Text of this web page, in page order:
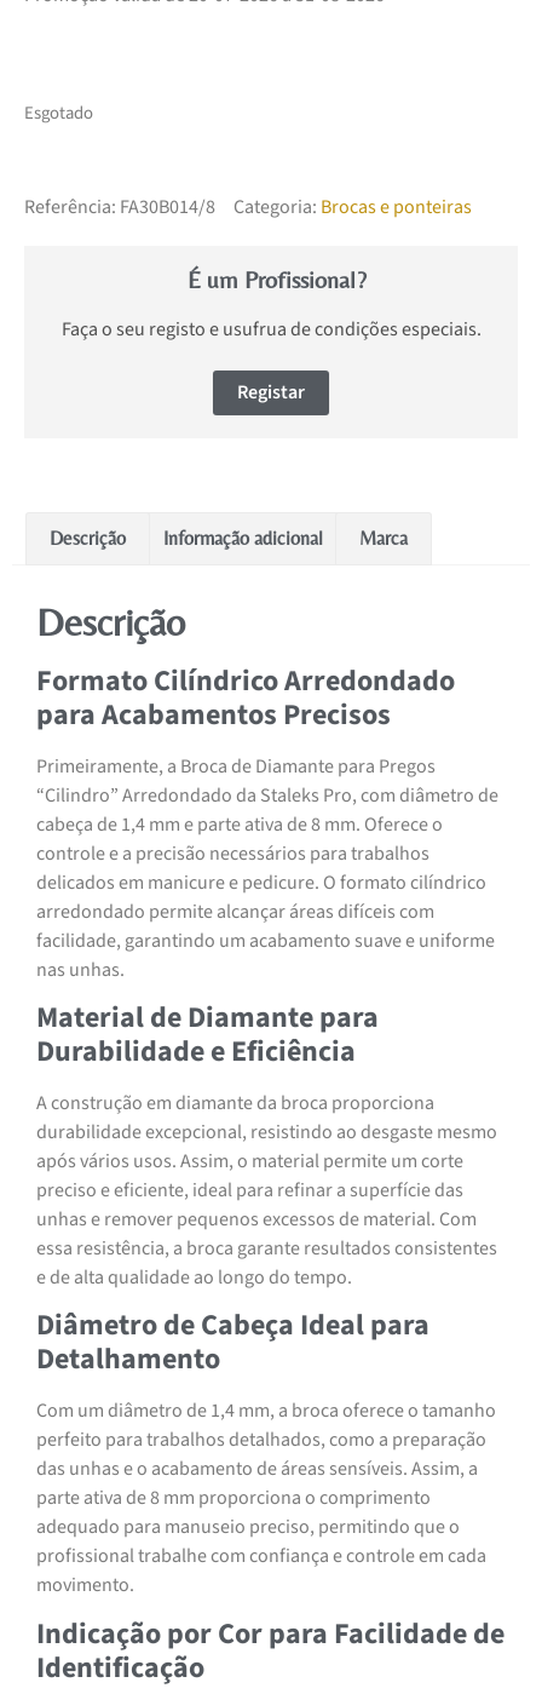
Esgotado
Referência: FA30B014/8 Categoria: Brocas e ponteiras
É um Profissional?
Faça o seu registo e usufrua de condições especiais.
Registar
Descrição Informação adicional Marca
Descrição
Formato Cilíndrico Arredondado
para Acabamentos Precisos
Primeiramente, a Broca de Diamante para Pregos
“Cilindro” Arredondado da Staleks Pro, com diâmetro de
cabeça de 1,4 mm e parte ativa de 8 mm. Oferece o
controle e a precisão necessários para trabalhos
delicados em manicure e pedicure. O formato cilíndrico
arredondado permite alcançar áreas difíceis com
facilidade, garantindo um acabamento suave e uniforme
nas unhas.
Material de Diamante para
Durabilidade e Eficiência
A construção em diamante da broca proporciona
durabilidade excepcional, resistindo ao desgaste mesmo
após vários usos. Assim, o material permite um corte
preciso e eficiente, ideal para refinar a superfície das
unhas e remover pequenos excessos de material. Com
essa resistência, a broca garante resultados consistentes
e de alta qualidade ao longo do tempo.
Diâmetro de Cabeça Ideal para
Detalhamento
Com um diâmetro de 1,4 mm, a broca oferece o tamanho
perfeito para trabalhos detalhados, como a preparação
das unhas e o acabamento de áreas sensíveis. Assim, a
parte ativa de 8 mm proporciona o comprimento
adequado para manuseio preciso, permitindo que o
profissional trabalhe com confiança e controle em cada
movimento.
Indicação por Cor para Facilidade de
Identificação